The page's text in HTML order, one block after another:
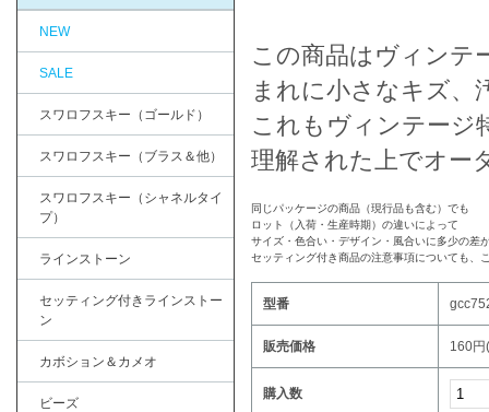
この商品はヴィンテ
まれに小さなキズ、
これもヴィンテージ
理解された上でオー
同じパッケージの商品（現行品も含む）でも
ロット（入荷・生産時期）の違いによって
サイズ・色合い・デザイン・風合いに多少の差
セッティング付き商品の注意事項についても、
型番
販売価格 160円
購入数
NEW
SALE
スワロフスキー（ゴールド）
スワロフスキー（ブラス＆他）
スワロフスキー（シャネルタイ
プ）
ラインストーン
セッティング付きラインストー
ン
カボション＆カメオ
ビーズ